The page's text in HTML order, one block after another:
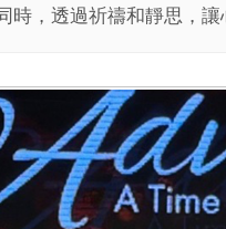
，透過祈禱和靜思，讓